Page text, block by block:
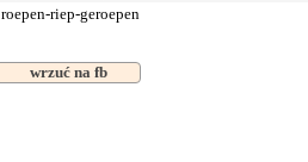
roepen-riep-geroepen
wrzuć na fb